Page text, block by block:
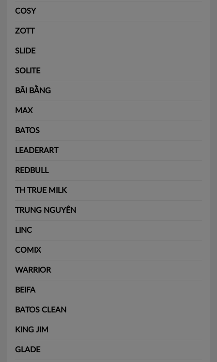
COSY
ZOTT
SLIDE
SOLITE
BÃI BẰNG
MAX
BATOS
LEADERART
REDBULL
TH TRUE MILK
TRUNG NGUYÊN
LINC
COMIX
WARRIOR
BEIFA
BATOS CLEAN
KING JIM
GLADE